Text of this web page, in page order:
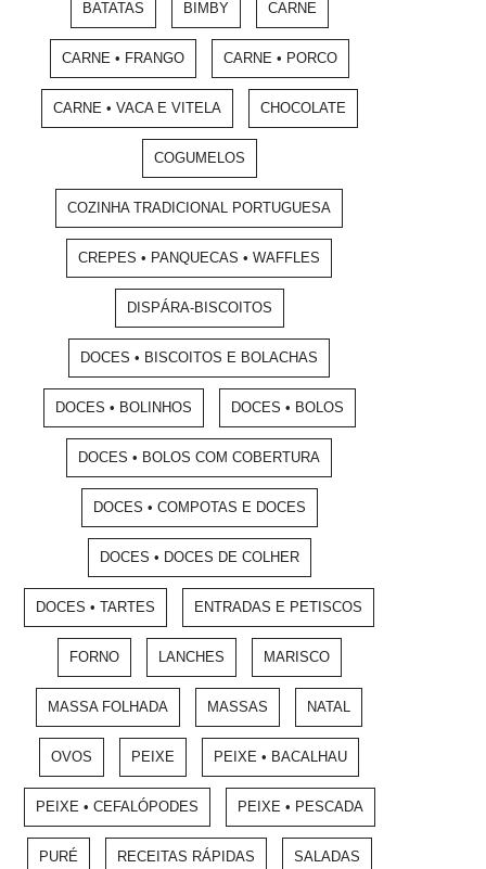
BATATAS BIMBY CARNE
CARNE • FRANGO CARNE • PORCO
CARNE • VACA E VITELA CHOCOLATE
COGUMELOS
COZINHA TRADICIONAL PORTUGUESA
CREPES • PANQUECAS • WAFFLES
DISPÁRA-BISCOITOS
DOCES • BISCOITOS E BOLACHAS
DOCES • BOLINHOS DOCES • BOLOS
DOCES • BOLOS COM COBERTURA
DOCES • COMPOTAS E DOCES
DOCES • DOCES DE COLHER
DOCES • TARTES ENTRADAS E PETISCOS
FORNO LANCHES MARISCO
MASSA FOLHADA MASSAS NATAL
OVOS PEIXE PEIXE • BACALHAU
PEIXE • CEFALÓPODES PEIXE • PESCADA
PURÉ RECEITAS RÁPIDAS SALADAS